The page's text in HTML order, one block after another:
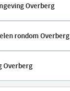
Overberg
rondom Overberg
Overberg